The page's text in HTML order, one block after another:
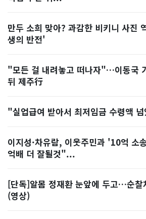
만두 소희 맞아? 과감한 비키니 사진
생의 반전'
"모든 걸 내려놓고 떠나자"…이동국
뒤 제주行
"실업급여 받아서 최저임금 수령액
이지성·차유람, 이웃주민과 '10억
억배 더 잘될것"...
[단독]알몸 정재환 눈앞에 두고…순찰
(영상)